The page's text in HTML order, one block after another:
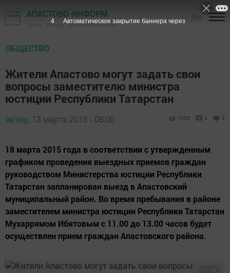
АПАСТОВО-ИНФОРМ
Газета "Звезда" - Апастовский район
ОБЩЕСТВО
Жители Апастово могут задать свои
вопросы заместителю министра
юстиции Республики Татарстан
автор, 13 марта 2015 - 08:00 1055 0 0
18 марта 2015 года в соответствии с утвержденным
графиком проведения выездных приемов граждан
руководством Министерства юстиции Республики
Татарстан запланирован выезд в Апастовский
муниципальный район. Во время пребывания в районе
заместителем министра юстиции Республики Татарстан
Мухаррямом Ибятовым с 11.00 до 13.00 часов будет
осуществлен прием граждан Апастовского района.
3 Автоматическое закрытие баннера через